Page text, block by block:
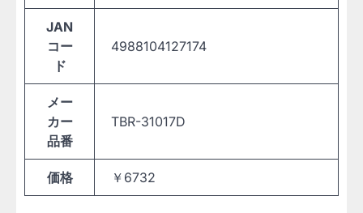
JAN
コー
ド
4988104127174
メー
カー
品番
TBR-31017D
価格 ￥6732